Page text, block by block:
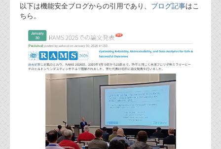
以下は機能安全ブログからの引用であり、 ブログ記事はこ
ちら。